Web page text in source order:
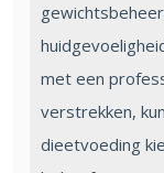
met een
verstrekken,
dieetvoeding